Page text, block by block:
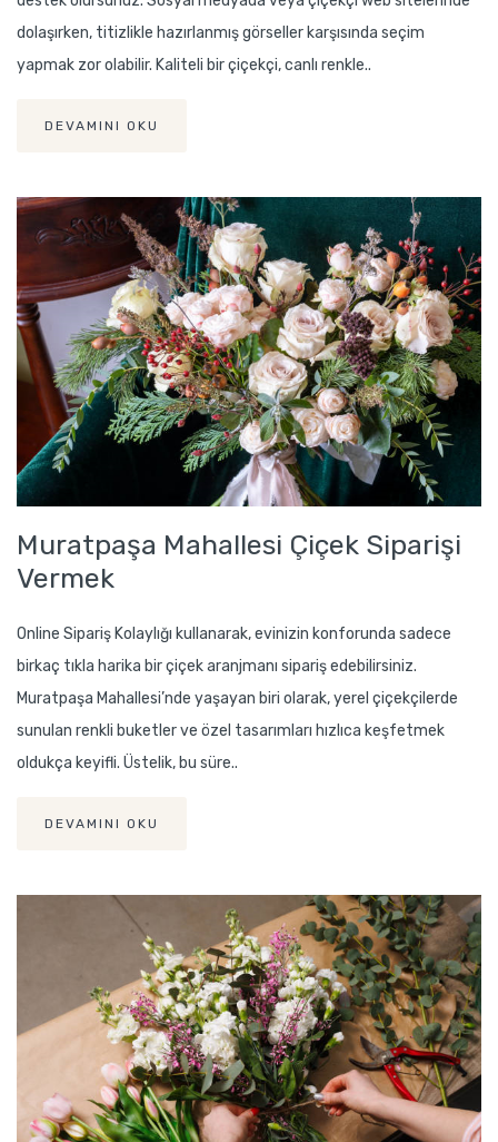
dolaşırken, titizlikle hazırlanmış görseller karşısında seçim
yapmak zor olabilir. Kaliteli bir çiçekçi, canlı renkle..
DEVAMINI OKU
Muratpaşa Mahallesi Çiçek Siparişi
Vermek
Online Sipariş Kolaylığı kullanarak, evinizin konforunda sadece
birkaç tıkla harika bir çiçek aranjmanı sipariş edebilirsiniz.
Muratpaşa Mahallesi’nde yaşayan biri olarak, yerel çiçekçilerde
sunulan renkli buketler ve özel tasarımları hızlıca keşfetmek
oldukça keyifli. Üstelik, bu süre..
DEVAMINI OKU